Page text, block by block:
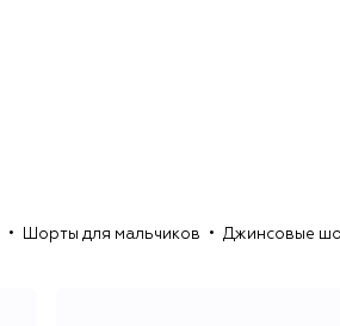
ранние работы Франко Москино.
Шорты для мальчиков Джинсовые